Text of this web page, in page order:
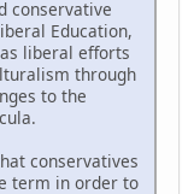
conservative
Education,
liberal efforts
through
to the
conservatives
term in order to